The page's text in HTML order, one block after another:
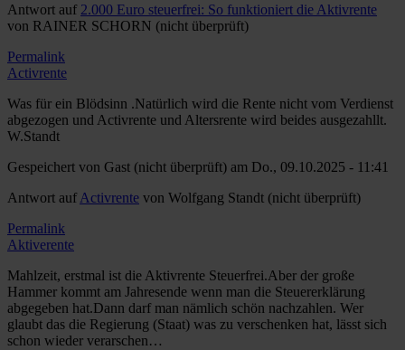
Antwort auf 2.000 Euro steuerfrei: So funktioniert die Aktivrente
von RAINER SCHORN (nicht überprüft)
Permalink
Activrente
Was für ein Blödsinn .Natürlich wird die Rente nicht vom Verdienst
abgezogen und Activrente und Altersrente wird beides ausgezahllt.
W.Standt
Gespeichert von Gast (nicht überprüft) am Do., 09.10.2025 - 11:41
Antwort auf Activrente von Wolfgang Standt (nicht überprüft)
Permalink
Aktiverente
Mahlzeit, erstmal ist die Aktivrente Steuerfrei.Aber der große
Hammer kommt am Jahresende wenn man die Steuererklärung
abgegeben hat.Dann darf man nämlich schön nachzahlen. Wer
glaubt das die Regierung (Staat) was zu verschenken hat, lässt sich
schon wieder verarschen…